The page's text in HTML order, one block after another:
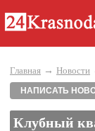
Главная → Новости
НАПИСАТЬ
Клубный